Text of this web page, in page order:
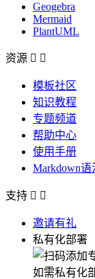
Geogebra
Mermaid
PlantUML
资源  
模板社区
知识教程
专题频道
帮助中心
使用手册
Markdown语
支持  
邀请有礼
私有化部署
如需私有化